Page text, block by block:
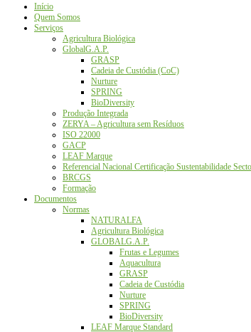
Início
Quem Somos
Serviços
Agricultura Biológica
GlobalG.A.P.
GRASP
Cadeia de Custódia (CoC)
Nurture
SPRING
BioDiversity
Produção Integrada
ZERYA – Agricultura sem Resíduos
ISO 22000
GACP
LEAF Marque
Referencial Nacional Certificação Sustentabilidade
BRCGS
Formação
Documentos
Normas
NATURALFA
Agricultura Biológica
GLOBALG.A.P.
Frutas e Legumes
Aquacultura
GRASP
Cadeia de Custódia
Nurture
SPRING
BioDiversity
LEAF Marque Standard